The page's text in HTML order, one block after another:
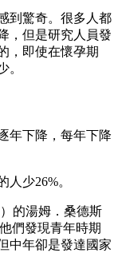
到驚奇。很多人都
，但是研究人員發
，即使在懷孕期
。
年下降，每年下降
少26%。
的湯姆．桑德斯
們發現青年時期
中年卻是發達國家